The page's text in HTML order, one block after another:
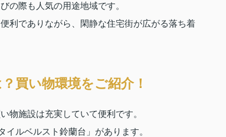
の際も人気の用途地域です。
利でありながら、閑静な住宅街が広がる落ち着
買い物環境をご紹介！
物施設は充実していて便利です。
ルベルスト鈴蘭台」があります。